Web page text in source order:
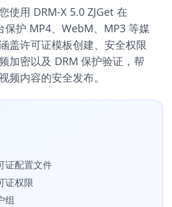
使用 DRM-X 5.0 ZJGet 在
护 MP4、WebM、MP3 等媒
盖许可证模板创建、安全权限
加密以及 DRM 保护验证，帮
频内容的安全发布。
证配置文件
证权限
组